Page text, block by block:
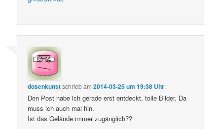
dosenkunstschriebam2014-03-25 um 19:38 Uhr:
Den Post habe ich gerade erst entdeckt, tolle Bilder. Da
muss ich auch mal hin.
Ist das Gelände immer zugänglich??